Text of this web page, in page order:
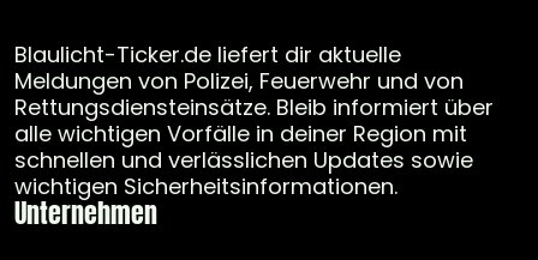
Blaulicht-Ticker.de liefert dir aktuelle
Meldungen von Polizei, Feuerwehr und von
Rettungsdiensteinsätze. Bleib informiert über
alle wichtigen Vorfälle in deiner Region mit
schnellen und verlässlichen Updates sowie
wichtigen Sicherheitsinformationen.
Unternehmen